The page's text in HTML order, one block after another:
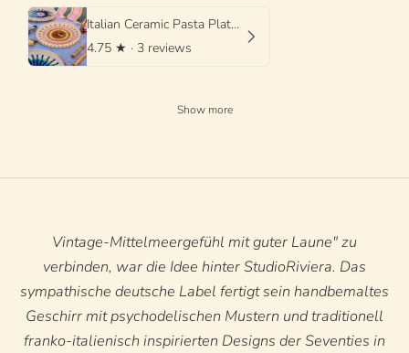
Italian Ceramic Pasta Plate 25cm | Handmade Psychodelic Design
4.75 ★ · 3 reviews
Show more
Vintage-Mittelmeergefühl mit guter Laune" zu
verbinden, war die Idee hinter StudioRiviera. Das
sympathische deutsche Label fertigt sein handbemaltes
Geschirr mit psychodelischen Mustern und traditionell
franko-italienisch inspirierten Designs der Seventies in